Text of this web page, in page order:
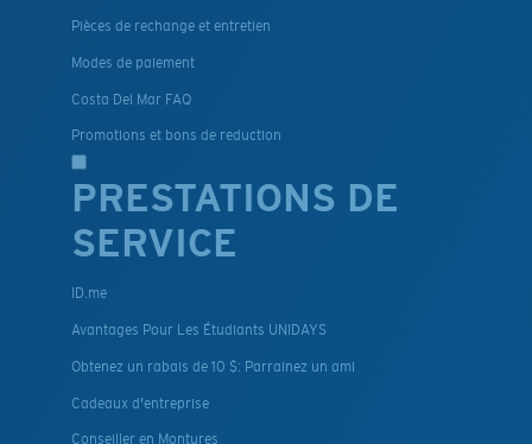
Pièces de rechange et entretien
Modes de paiement
Costa Del Mar FAQ
Promotions et bons de reduction
PRESTATIONS DE
SERVICE
ID.me
Avantages Pour Les Étudiants UNIDAYS
Obtenez un rabais de 10 $: Parrainez un ami
Cadeaux d'entreprise
Conseiller en Montures